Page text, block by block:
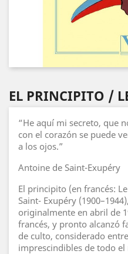
EL PRINCIPITO /
“He aquí mi secreto, que
con el corazón se puede
a los ojos.”
Antoine de Saint-Exupéry
El principito (en francés:
Saint- Exupéry
originalmente en abril de
francés, y pronto alcanzó
de culto, considerado
imprescindibles de todo el